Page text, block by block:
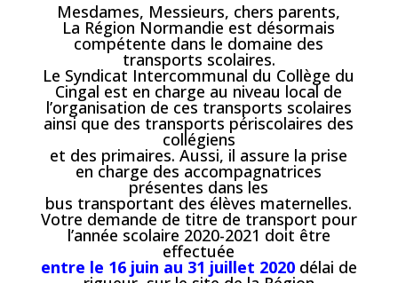
Mesdames, Messieurs, chers parents,
La Région Normandie est désormais
compétente dans le domaine des
transports scolaires.
Le Syndicat Intercommunal du Collège du
Cingal est en charge au niveau local de
l’organisation de ces transports scolaires
ainsi que des transports périscolaires des
collégiens
et des primaires. Aussi, il assure la prise
en charge des accompagnatrices
présentes dans les
bus transportant des élèves maternelles.
Votre demande de titre de transport pour
l’année scolaire 2020-2021 doit être
effectuée
entre le 16 juin au 31 juillet 2020délai de